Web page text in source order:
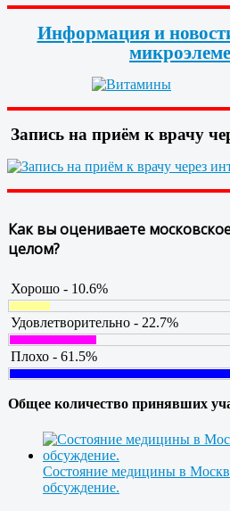
Информация и
Запись на приём к врачу
Как вы оцениваете
целом?
Хорошо - 10.6%
Удовлетворительно - 22.7%
Плохо - 61.5%
Общее количество принявших
Состояние медицины в
обсуждение.